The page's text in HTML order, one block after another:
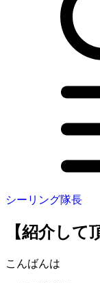
シーリング隊長
【紹介して
こんばんは